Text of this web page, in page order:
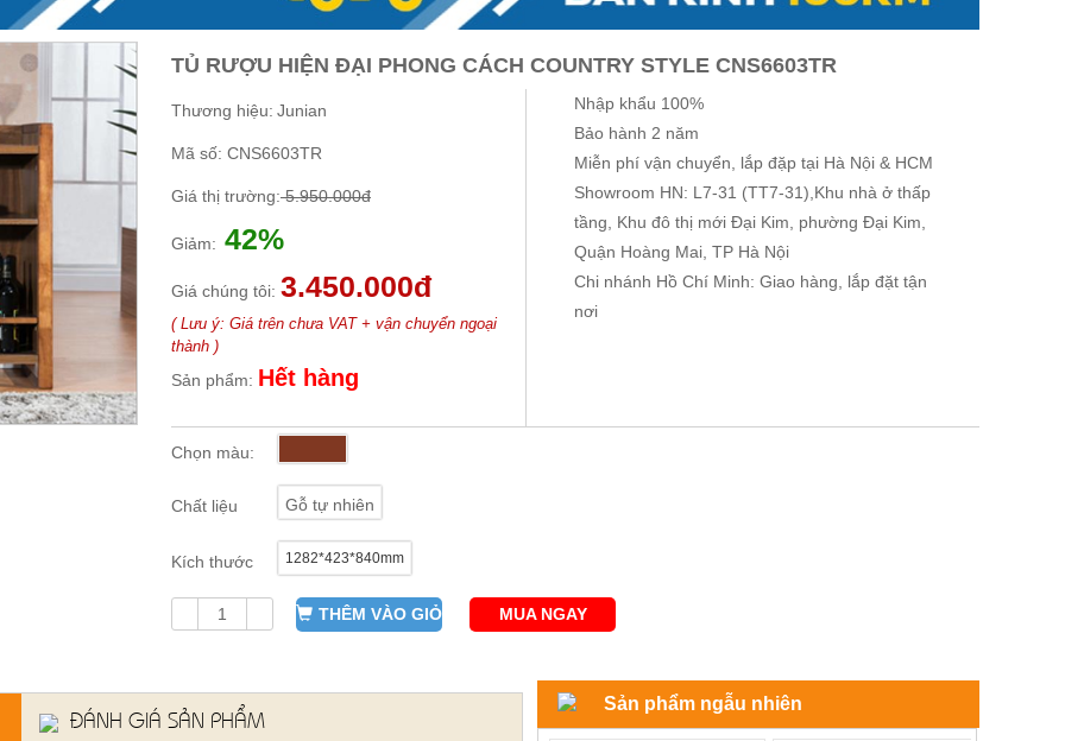
TỦ RƯỢU HIỆN ĐẠI PHONG CÁCH COUNTRY STYLE CNS6603TR
Thương hiệu: Junian
Mã số: CNS6603TR
Giá thị trường:5.950.000đ
Giảm: 42%
Giá chúng tôi: 3.450.000đ
( Lưu ý: Giá trên chưa VAT + vận chuyển ngoại
thành )
Sản phẩm: Hết hàng
Nhập khẩu 100%
Bảo hành 2 năm
Miễn phí vận chuyển, lắp đặp tại Hà Nội & HCM
Showroom HN: L7-31 (TT7-31),Khu nhà ở thấp
tầng, Khu đô thị mới Đại Kim, phường Đại Kim,
Quận Hoàng Mai, TP Hà Nội
Chi nhánh Hồ Chí Minh: Giao hàng, lắp đặt tận
nơi
Chọn màu:
Chất liệu Gỗ tự nhiên
Kích thước 1282*423*840mm
THÊM VÀO GIỎ MUA NGAY
ĐÁNH GIÁ SẢN PHẨM
Sản phẩm ngẫu nhiên